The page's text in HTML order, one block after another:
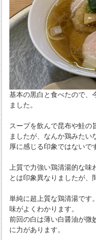
基本の黒白と食べたので、
ました。
スープを飲んで昆布や鮭の
ましたが、なんか鶏みたい
厚に感じる印象ではないで
上質で力強い鶏清湯的な味
とは印象異なりましたが、
単純に超上質な鶏清湯です
味がよくわかります。
前回の白は薄い白醤油が微
に力があります。